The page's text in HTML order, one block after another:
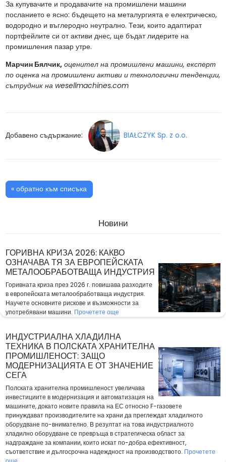
За купувачите и продавачите на промишлени машини
посланието е ясно: бъдещето на металургията е електрическо,
водородно и въглеродно неутрално. Тези, които адаптират
портфейлите си от активи днес, ще бъдат лидерите на
промишления пазар утре.
Марчин Бялчик, оценител на промишлени машини, експерт
по оценка на промишлени активи и технологични тенденции,
сътрудник на wesellmachines.com
Добавено съдържание: BIAŁCZYK Sp. z o.o.
« обратно към списъка
Новини
ГОРИВНА КРИЗА 2026: КАКВО
ОЗНАЧАВА ТЯ ЗА ЕВРОПЕЙСКАТА
МЕТАЛООБРАБОТВАЩА ИНДУСТРИЯ
Горивната криза през 2026 г. повишава разходите
в европейската металообработваща индустрия.
Научете основните рискове и възможности за
употребявани машини. Прочетете още
ИНДУСТРИАЛНА ХЛАДИЛНА
ТЕХНИКА В ПОЛСКАТА ХРАНИТЕЛНА
ПРОМИШЛЕНОСТ: ЗАЩО
МОДЕРНИЗАЦИЯТА Е ОТ ЗНАЧЕНИЕ
СЕГА
Полската хранителна промишленост увеличава
инвестициите в модернизация и автоматизация на
машините, докато новите правила на ЕС относно F-газовете
принуждават производителите на храни да преглеждат хладилното
оборудване по-внимателно. В резултат на това индустриалното
хладилно оборудване се превръща в стратегическа област за
надграждане за компании, които искат по-добра ефективност,
съответствие и дългосрочна надеждност на производството. Прочетете